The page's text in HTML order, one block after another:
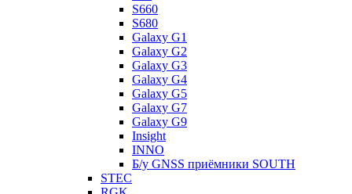
S660
S680
Galaxy G1
Galaxy G2
Galaxy G3
Galaxy G4
Galaxy G5
Galaxy G7
Galaxy G9
Insight
INNO
Б/у GNSS приёмники SOUTH
STEC